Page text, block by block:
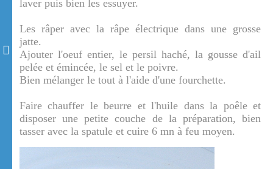
laver puis bien les essuyer.
Les râper avec la râpe électrique dans une grosse
jatte.
Ajouter l'oeuf entier, le persil haché, la gousse d'ail
pelée et émincée, le sel et le poivre.
Bien mélanger le tout à l'aide d'une fourchette.
Faire chauffer le beurre et l'huile dans la poêle et
disposer une petite couche de la préparation, bien
tasser avec la spatule et cuire 6 mn à feu moyen.